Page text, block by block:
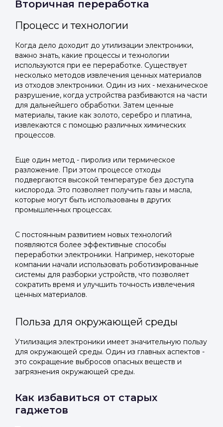
Вторичная переработка
Процесс и технологии
Когда дело доходит до утилизации электроники,
важно знать, какие процессы и технологии
используются при ее переработке. Существует
несколько методов извлечения ценных материалов
из отходов электроники. Один из них - механическое
разрушение, когда устройства разбиваются на части
для дальнейшего обработки. Затем ценные
материалы, такие как золото, серебро и платина,
извлекаются с помощью различных химических
процессов.
Еще один метод - пиролиз или термическое
разложение. При этом процессе отходы
подвергаются высокой температуре без доступа
кислорода. Это позволяет получить газы и масла,
которые могут быть использованы в других
промышленных процессах.
С постоянным развитием новых технологий
появляются более эффективные способы
переработки электроники. Например, некоторые
компании начали использовать роботизированные
системы для разборки устройств, что позволяет
сократить время и улучшить точность извлечения
ценных материалов.
Польза для окружающей среды
Утилизация электроники имеет значительную пользу
для окружающей среды. Один из главных аспектов -
это сокращение выбросов опасных веществ и
загрязнения окружающей среды.
Как избавиться от старых
гаджетов